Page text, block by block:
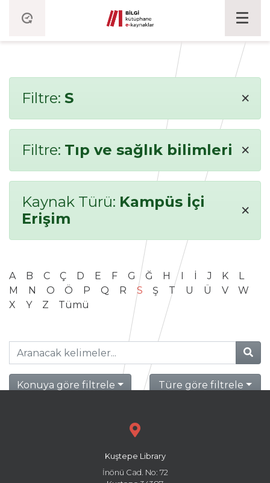
Filtre: S ×
Filtre: Tıp ve sağlık bilimleri ×
Kaynak Türü: Kampüs İçi
Erişim
×
A B C Ç D E F G Ğ H I İ J K
L
M
N O Ö P Q R S Ş T U Ü V
W
X
Y Z Tümü
Konuya göre filtrele Türe göre filtrele
Kuştepe Library
İnönü Cad. No: 72